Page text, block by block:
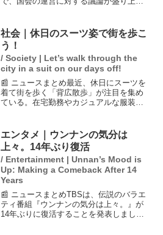
っており、野党からは「横暴」との批判
が寄せられています。...
社会｜休日のスーツ姿で街を歩こ
う！
/ Society | Let’s walk through the
city in a suit on our days off!
📰 ニュースまとめ最近、休日にスーツを
着て街を歩く「背広散歩」が注目を集め
ている。在宅勤務やカジュアルな服装が
のための服装として認識されがちなスー
ツだが、休日に着ること...
エンタメ｜ウンナンの気分は
上々。14年ぶり復活
/ Entertainment | Unnan’s Mood is
Up: Making a Comeback After 14
Years
📰 ニュースまとめTBSは、伝説のバラエ
ティ番組『ウンナンの気分は上々。』が
14年ぶりに復活することを発表しまし